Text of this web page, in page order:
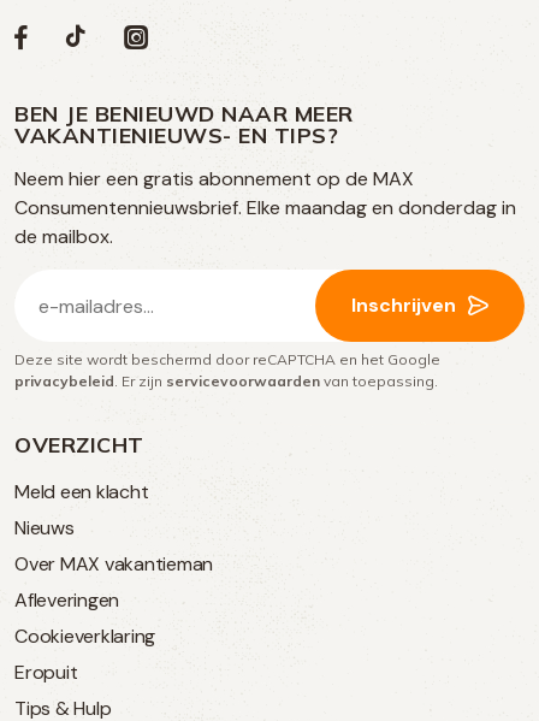
OVERZICHT
Meld een klacht
Nieuws
Over MAX vakantieman
Afleveringen
Cookieverklaring
Eropuit
Tips & Hulp
Volg
op
social
media
Social
Volg
op
Facebook
Volg
op
TikTok
Volg
op
Instagram
BEN JE BENIEUWD NAAR MEER
VAKANTIENIEUWS- EN TIPS?
Neem hier een gratis abonnement op de MAX
Consumentennieuwsbrief. Elke maandag en donderdag in
de mailbox.
mailadres
(Vereist)
Inschrijven
Deze site wordt beschermd door reCAPTCHA en het Google
privacybeleid. Er zijn servicevoorwaarden van toepassing.